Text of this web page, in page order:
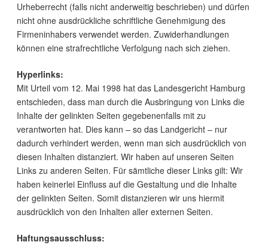
Urheberrecht (falls nicht anderweitig beschrieben) und dürfen
nicht ohne ausdrückliche schriftliche Genehmigung des
Firmeninhabers verwendet werden. Zuwiderhandlungen
können eine strafrechtliche Verfolgung nach sich ziehen.
Hyperlinks:
Mit Urteil vom 12. Mai 1998 hat das Landesgericht Hamburg
entschieden, dass man durch die Ausbringung von Links die
Inhalte der gelinkten Seiten gegebenenfalls mit zu
verantworten hat. Dies kann – so das Landgericht – nur
dadurch verhindert werden, wenn man sich ausdrücklich von
diesen Inhalten distanziert. Wir haben auf unseren Seiten
Links zu anderen Seiten. Für sämtliche dieser Links gilt: Wir
haben keinerlei Einfluss auf die Gestaltung und die Inhalte
der gelinkten Seiten. Somit distanzieren wir uns hiermit
ausdrücklich von den Inhalten aller externen Seiten.
Haftungsausschluss: